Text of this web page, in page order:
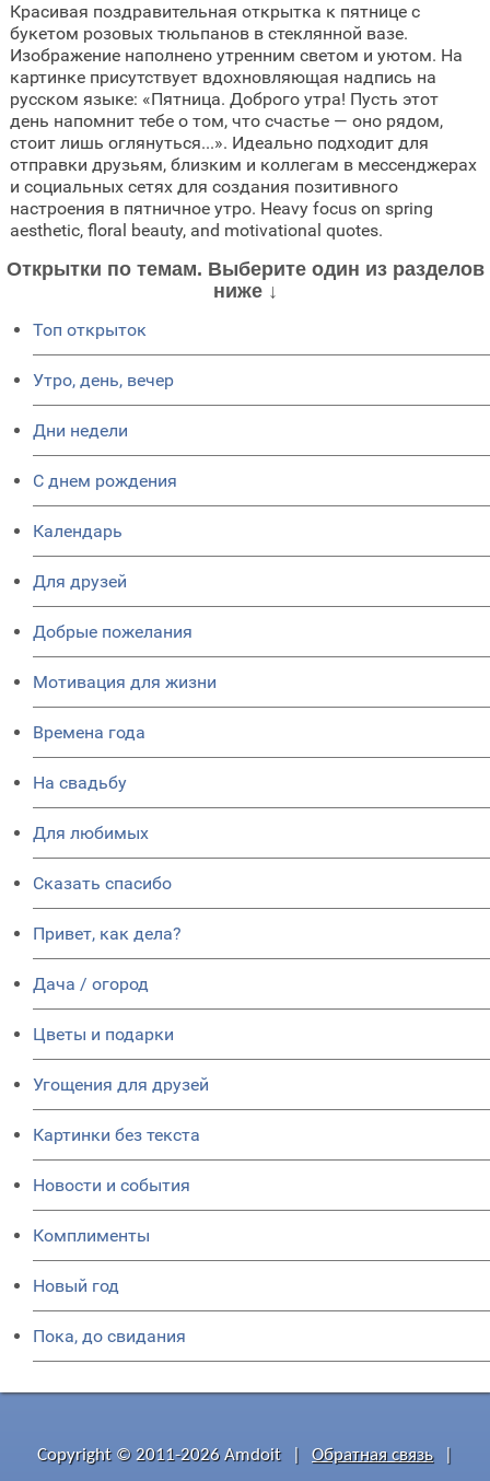
Красивая поздравительная открытка к пятнице с
букетом розовых тюльпанов в стеклянной вазе.
Изображение наполнено утренним светом и уютом. На
картинке присутствует вдохновляющая надпись на
русском языке: «Пятница. Доброго утра! Пусть этот
день напомнит тебе о том, что счастье — оно рядом,
стоит лишь оглянуться...». Идеально подходит для
отправки друзьям, близким и коллегам в мессенджерах
и социальных сетях для создания позитивного
настроения в пятничное утро. Heavy focus on spring
aesthetic, floral beauty, and motivational quotes.
Открытки по темам. Выберите один из разделов
ниже ↓
Топ открыток
Утро, день, вечер
Дни недели
C днем рождения
Календарь
Для друзей
Добрые пожелания
Мотивация для жизни
Времена года
На свадьбу
Для любимых
Сказать спасибо
Привет, как дела?
Дача / огород
Цветы и подарки
Угощения для друзей
Картинки без текста
Новости и события
Комплименты
Новый год
Пока, до свидания
Copyright © 2011-2026 Amdoit Обратная связь